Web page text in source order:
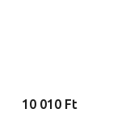
10 010 Ft